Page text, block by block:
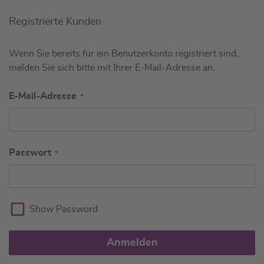
Registrierte Kunden
Wenn Sie bereits für ein Benutzerkonto registriert sind,
melden Sie sich bitte mit Ihrer E-Mail-Adresse an..
E-Mail-Adresse
Passwort
Show Password
Anmelden